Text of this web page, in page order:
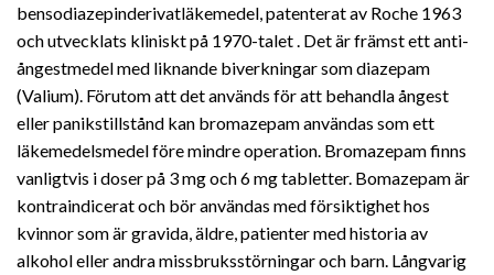
bensodiazepinderivatläkemedel, patenterat av Roche 1963
och utvecklats kliniskt på 1970-talet . Det är främst ett anti-
ångestmedel med liknande biverkningar som diazepam
(Valium). Förutom att det används för att behandla ångest
eller panikstillstånd kan bromazepam användas som ett
läkemedelsmedel före mindre operation. Bromazepam finns
vanligtvis i doser på 3 mg och 6 mg tabletter. Bomazepam är
kontraindicerat och bör användas med försiktighet hos
kvinnor som är gravida, äldre, patienter med historia av
alkohol eller andra missbruksstörningar och barn. Långvarig